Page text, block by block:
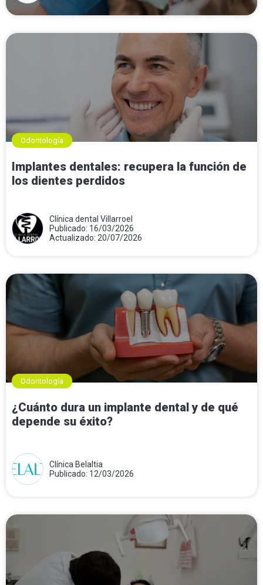
Odontología
Implantes dentales: recupera la función de
los dientes perdidos
Clínica dental Villarroel
Publicado: 16/03/2026
Actualizado: 20/07/2026
Odontología
¿Cuánto dura un implante dental y de qué
depende su éxito?
Clínica Belaltia
Publicado: 12/03/2026